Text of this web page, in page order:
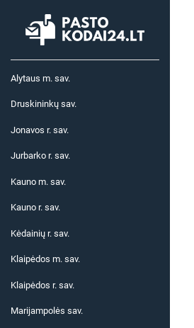
Alytaus m. sav.
Druskininkų sav.
Jonavos r. sav.
Jurbarko r. sav.
Kauno m. sav.
Kauno r. sav.
Kėdainių r. sav.
Klaipėdos m. sav.
Klaipėdos r. sav.
Marijampolės sav.